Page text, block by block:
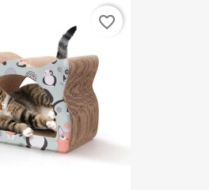
favorite_border